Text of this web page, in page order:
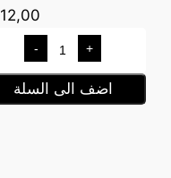
12,00
- +
اضف الى السلة